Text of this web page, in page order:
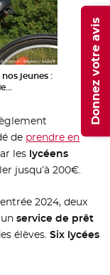
jeunes :
de prendre en
les lycéens
jusqu’à 200€.
2024, deux
unservice de prêt
élèves.Six lycées
Donnez votre avis